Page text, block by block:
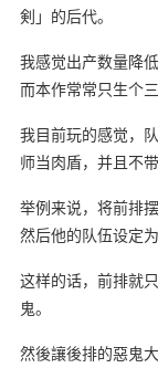
剣」的后代。
我感觉出产数量降
而本作常常只生个
我目前玩的感觉，
师当肉盾，并且不
举例来说，将前排
然后他的队伍设定
这样的话，前排就
鬼。
然後讓後排的惡鬼